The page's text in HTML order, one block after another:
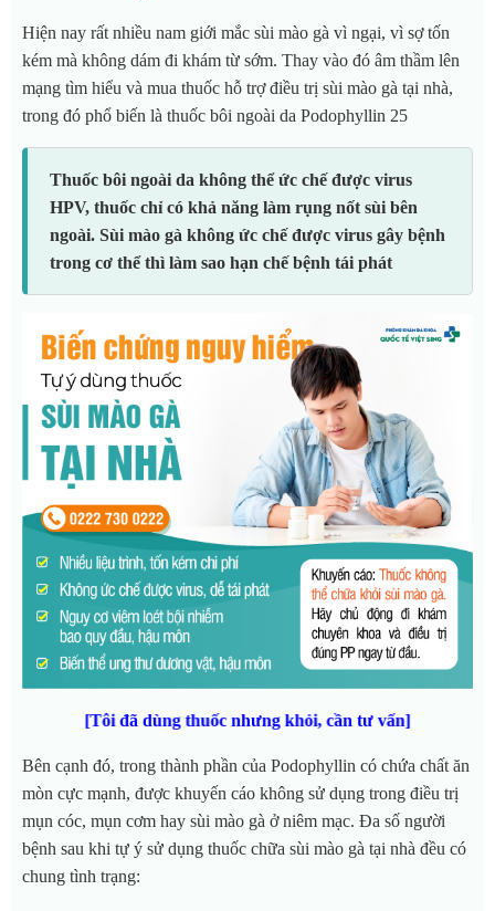
Hiện nay rất nhiều nam giới mắc sùi mào gà vì ngại, vì sợ tốn
kém mà không dám đi khám từ sớm. Thay vào đó âm thầm lên
mạng tìm hiểu và mua thuốc hỗ trợ điều trị sùi mào gà tại nhà,
trong đó phổ biến là thuốc bôi ngoài da Podophyllin 25
Thuốc bôi ngoài da không thể ức chế được virus
HPV, thuốc chỉ có khả năng làm rụng nốt sùi bên
ngoài. Sùi mào gà không ức chế được virus gây bệnh
trong cơ thể thì làm sao hạn chế bệnh tái phát
[Tôi đã dùng thuốc nhưng khỏi, cần tư vấn]
Bên cạnh đó, trong thành phần của Podophyllin có chứa chất ăn
mòn cực mạnh, được khuyến cáo không sử dụng trong điều trị
mụn cóc, mụn cơm hay sùi mào gà ở niêm mạc. Đa số người
bệnh sau khi tự ý sử dụng thuốc chữa sùi mào gà tại nhà đều có
chung tình trạng: